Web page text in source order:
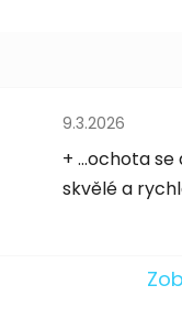
Hodnocení
9.3.2026
+ ...ochota
skvělé a